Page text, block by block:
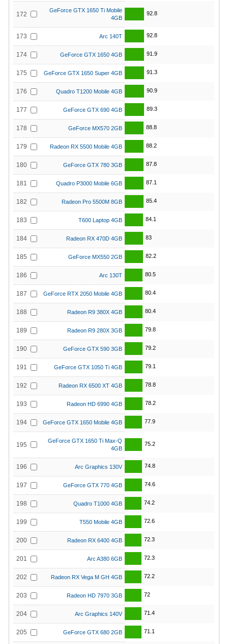
172
GeForce GTX 1650 Ti Mobile
4GB
92.8
173 Arc 140T 92.8
174 GeForce GTX 1650 4GB 91.9
175 GeForce GTX 1650 Super 4GB 91.3
176 Quadro T1200 Mobile 4GB 90.9
177 GeForce GTX 690 4GB 89.3
178 GeForce MX570 2GB 88.8
179 Radeon RX 5500 Mobile 4GB 88.2
180 GeForce GTX 780 3GB 87.8
181 Quadro P3000 Mobile 6GB 87.1
182 Radeon Pro 5500M 8GB 85.4
183 T600 Laptop 4GB 84.1
184 Radeon RX 470D 4GB 83
185 GeForce MX550 2GB 82.2
186 Arc 130T 80.5
187 GeForce RTX 2050 Mobile 4GB 80.4
188 Radeon R9 380X 4GB 80.4
189 Radeon R9 280X 3GB 79.8
190 GeForce GTX 590 3GB 79.2
191 GeForce GTX 1050 Ti 4GB 79.1
192 Radeon RX 6500 XT 4GB 78.8
193 Radeon HD 6990 4GB 78.2
194 GeForce GTX 1650 Mobile 4GB 77.9
195
GeForce GTX 1650 Ti Max-Q
4GB
75.2
196 Arc Graphics 130V 74.8
197 GeForce GTX 770 4GB 74.6
198 Quadro T1000 4GB 74.2
199 T550 Mobile 4GB 72.6
200 Radeon RX 6400 4GB 72.3
201 Arc A380 6GB 72.3
202 Radeon RX Vega M GH 4GB 72.2
203 Radeon HD 7970 3GB 72
204 Arc Graphics 140V 71.4
205 GeForce GTX 680 2GB 71.1